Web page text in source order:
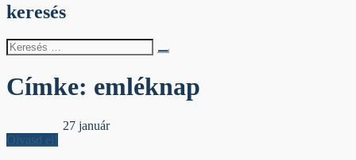
keresés
Keresés
erre:
Címke: emléknap
27 január
Olvasd el!